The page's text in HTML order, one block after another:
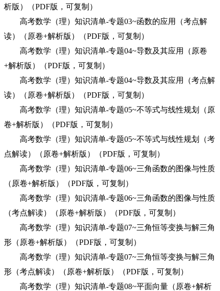
析版）（PDF版，可复制）
高考数学（理）知识清单-专题03~函数的应用（考点解
读）（原卷+解析版）（PDF版，可复制）
高考数学（理）知识清单-专题04~导数及其应用（原卷
+解析版）（PDF版，可复制）
高考数学（理）知识清单-专题04~导数及其应用（考点解
读）（原卷+解析版）（PDF版，可复制）
高考数学（理）知识清单-专题05~不等式与线性规划（原
卷+解析版）（PDF版，可复制）
高考数学（理）知识清单-专题05~不等式与线性规划（考
点解读）（原卷+解析版）（PDF版，可复制）
高考数学（理）知识清单-专题06~三角函数的图像与性质
（原卷+解析版）（PDF版，可复制）
高考数学（理）知识清单-专题06~三角函数的图像与性质
（考点解读）（原卷+解析版）（PDF版，可复制）
高考数学（理）知识清单-专题07~三角恒等变换与解三角
形（原卷+解析版）（PDF版，可复制）
高考数学（理）知识清单-专题07~三角恒等变换与解三角
形（考点解读）（原卷+解析版）（PDF版，可复制）
高考数学（理）知识清单-专题08~平面向量（原卷+解析